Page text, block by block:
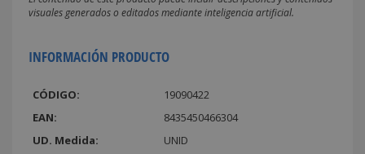
visuales generados o editados mediante inteligencia artificial.
INFORMACIÓN PRODUCTO
CÓDIGO:
19090422
EAN:
8435450466304
UD. Medida:
UNID